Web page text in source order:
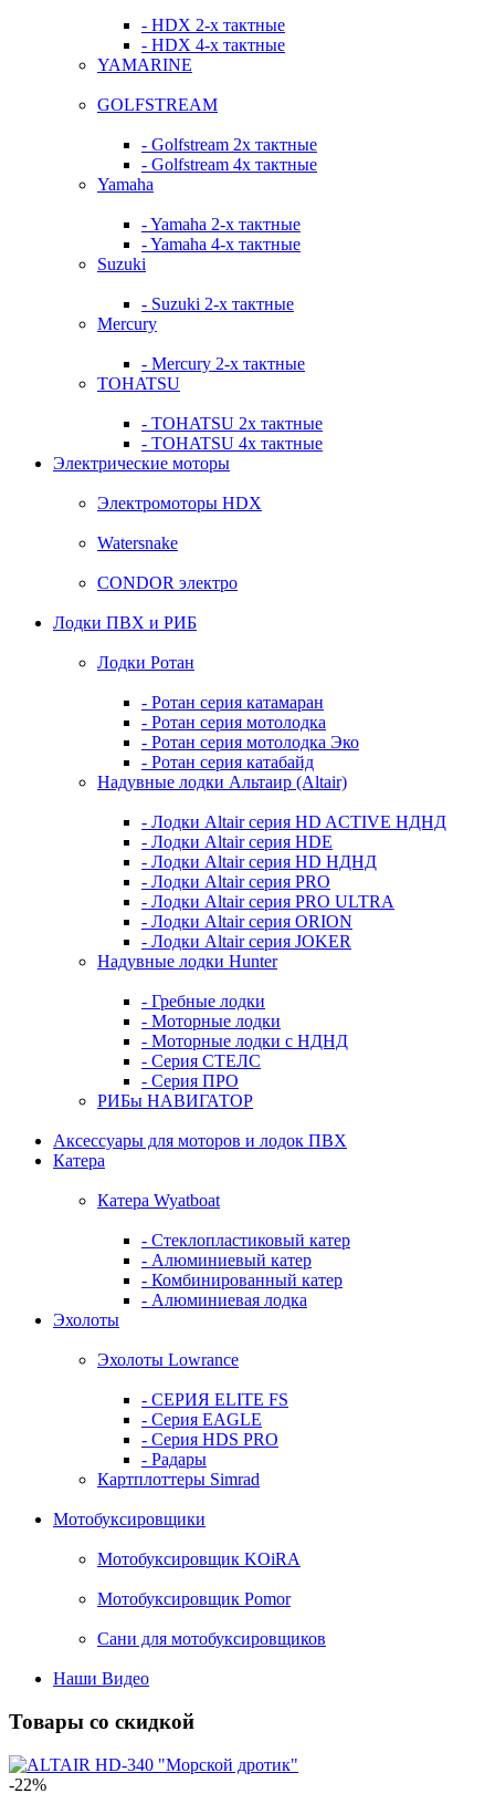
- HDX 2-х тактные
- HDX 4-х тактные
YAMARINE
GOLFSTREAM
- Golfstream 2х тактные
- Golfstream 4х тактные
Yamaha
- Yamaha 2-х тактные
- Yamaha 4-х тактные
Suzuki
- Suzuki 2-х тактные
Mercury
- Mercury 2-х тактные
TOHATSU
- TOHATSU 2х тактные
- TOHATSU 4х тактные
Электрические моторы
Электромоторы HDX
Watersnake
CONDOR электро
Лодки ПВХ и РИБ
Лодки Ротан
- Ротан серия катамаран
- Ротан серия мотолодка
- Ротан серия мотолодка Эко
- Ротан серия катабайд
Надувные лодки Альтаир (Altair)
- Лодки Altair серия HD ACTIVE НДНД
- Лодки Altair серия HDE
- Лодки Altair серия HD НДНД
- Лодки Altair серия PRO
- Лодки Altair серия PRO ULTRA
- Лодки Altair серия ORION
- Лодки Altair серия JOKER
Надувные лодки Hunter
- Гребные лодки
- Моторные лодки
- Моторные лодки с НДНД
- Серия СТЕЛС
- Серия ПРО
РИБы НАВИГАТОР
Аксессуары для моторов и лодок ПВХ
Катера
Катера Wyatboat
- Cтеклопластиковый катер
- Алюминиевый катер
- Комбинированный катер
- Алюминиевая лодка
Эхолоты
Эхолоты Lowrance
- СЕРИЯ ELITE FS
- Серия EAGLE
- Серия HDS PRO
- Радары
Картплоттеры Simrad
Мотобуксировщики
Мотобуксировщик KOiRA
Мотобуксировщик Pomor
Сани для мотобуксировщиков
Наши Видео
Товары со скидкой
-22%